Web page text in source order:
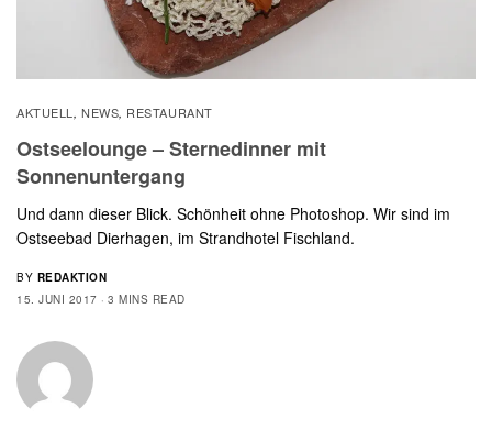
AKTUELL , NEWS, RESTAURANT
Ostseelounge – Sternedinner mit
Sonnenuntergang
Und dann dieser Blick. Schönheit ohne Photoshop. Wir sind im
Ostseebad Dierhagen, im Strandhotel Fischland.
BY REDAKTION
15. JUNI 2017
3 MINS READ